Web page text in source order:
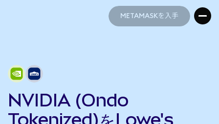
METAMASKを入手
NVIDIA (Ondo
Tokenized)をLowe's